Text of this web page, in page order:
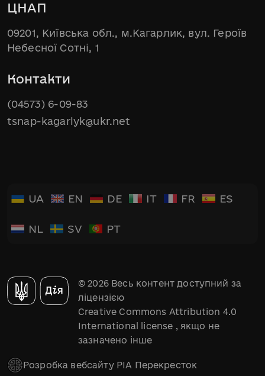
ЦНАП
09201, Київська обл., м.Кагарлик, вул. Героїв
Небесної Сотні, 1
Контакти
(04573) 6-09-83
tsnap-kagarlyk@ukr.net
UA EN DE IT FR ES
NL SV PT
© 2026 Весь контент доступний за
ліцензією
Creative Commons Attribution 4.0
International license , якщо не
зазначено інше
Розробка вебсайту РІА Перекресток